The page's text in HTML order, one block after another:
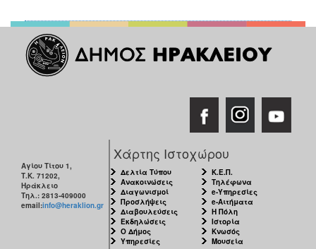
Αγίου Τίτου 1,
Τ.Κ. 71202,
Ηράκλειο
Τηλ.: 2813-409000
email:info@heraklion.gr
Χάρτης Ιστοχώρου
Δελτία Τύπου
Ανακοινώσεις
Διαγωνισμοί
Προσλήψεις
Διαβουλεύσεις
Εκδηλώσεις
Ο Δήμος
Υπηρεσίες
Κ.Ε.Π.
Τηλέφωνα
e-Υπηρεσίες
e-Αιτήματα
Η Πόλη
Ιστορία
Κνωσός
Μουσεία